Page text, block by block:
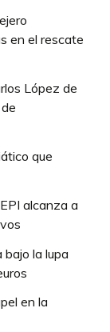
en el rescate
López de
que
alcanza a
bajo la lupa
en la